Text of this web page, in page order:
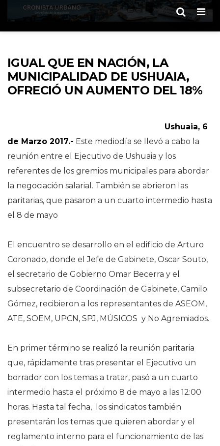
IGUAL QUE EN NACIÓN, LA
MUNICIPALIDAD DE USHUAIA,
OFRECIÓ UN AUMENTO DEL 18%
Ushuaia, 6
de Marzo 2017.- Este mediodía se llevó a cabo la
reunión entre el Ejecutivo de Ushuaia y los
referentes de los gremios municipales para abordar
la negociación salarial. También se abrieron las
paritarias, que pasaron a un cuarto intermedio hasta
el 8 de mayo
El encuentro se desarrollo en el edificio de Arturo
Coronado, donde el Jefe de Gabinete, Oscar Souto,
el secretario de Gobierno Omar Becerra y el
subsecretario de Coordinación de Gabinete, Camilo
Gómez, recibieron a los representantes de ASEOM,
ATE, SOEM, UPCN, SPJ, MÚSICOS y No Agremiados.
En primer término se realizó la reunión paritaria
que, rápidamente tras presentar el Ejecutivo un
borrador con los temas a tratar, pasó a un cuarto
intermedio hasta el próximo 8 de mayo a las 12:00
horas. Hasta tal fecha, los sindicatos también
presentarán los temas que quieren abordar y el
reglamento interno para el funcionamiento de las